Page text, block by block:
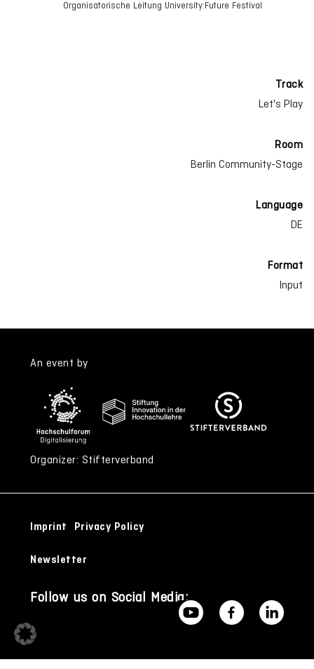
Organisatorische Leitung University:Future Festival
Track
Let's Play
Room
Berlin Community-Stage
Language
DE
Format
Input
An event by
Organizer: Stifterverband
Imprint Privacy Policy
Newsletter
Follow us on Social Media: